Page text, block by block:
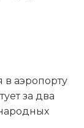
аэропорту
за два